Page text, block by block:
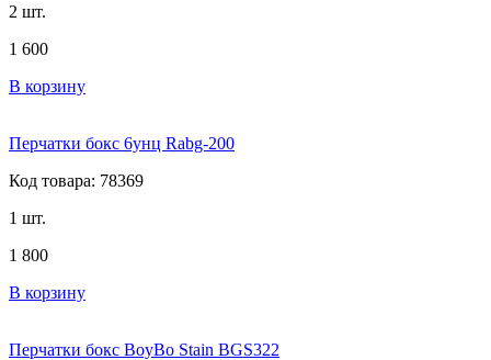
2 шт.
1 600
В корзину
Перчатки бокс 6унц Rabg-200
Код товара: 78369
1 шт.
1 800
В корзину
Перчатки бокс BoyBo Stain BGS322